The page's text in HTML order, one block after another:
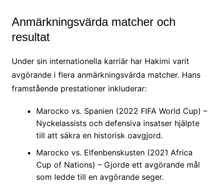
Anmärkningsvärda matcher och
resultat
Under sin internationella karriär har Hakimi varit
avgörande i flera anmärkningsvärda matcher. Hans
framstående prestationer inkluderar:
Marocko vs. Spanien (2022 FIFA World Cup) –
Nyckelassists och defensiva insatser hjälpte
till att säkra en historisk oavgjord.
Marocko vs. Elfenbenskusten (2021 Africa
Cup of Nations) – Gjorde ett avgörande mål
som ledde till en avgörande seger.